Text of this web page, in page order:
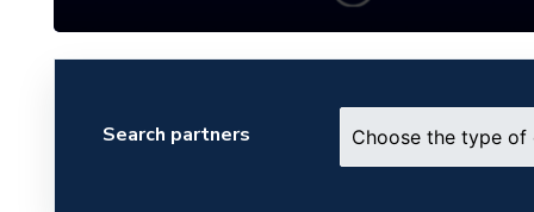
Search partners